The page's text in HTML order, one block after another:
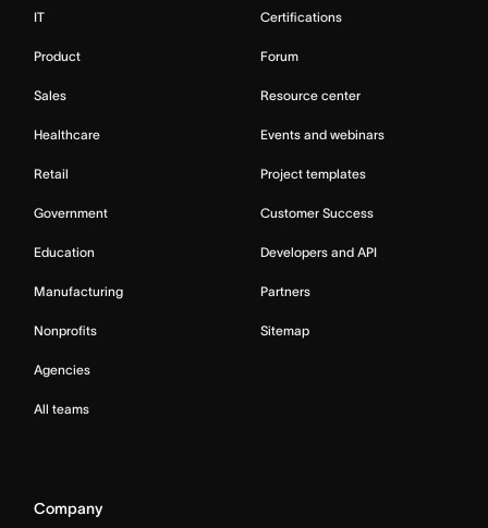
IT
Product
Sales
Healthcare
Retail
Government
Education
Manufacturing
Nonprofits
Agencies
All teams
Certifications
Forum
Resource center
Events and webinars
Project templates
Customer Success
Developers and API
Partners
Sitemap
Company